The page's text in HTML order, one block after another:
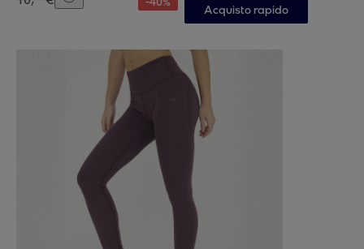
Acquisto rapido